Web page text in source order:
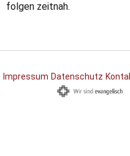
folgen zeitnah.
Impressum Datenschutz